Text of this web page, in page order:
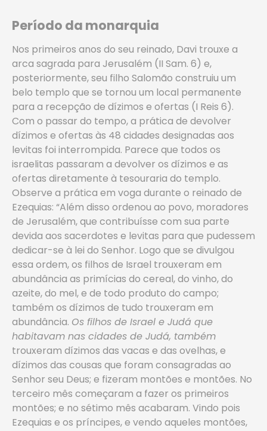
Período da monarquia
Nos primeiros anos do seu reinado, Davi trouxe a
arca sagrada para Jerusalém (II Sam. 6) e,
posteriormente, seu filho Salomão construiu um
belo templo que se tornou um local permanente
para a recepção de dízimos e ofertas (I Reis 6).
Com o passar do tempo, a prática de devolver
dízimos e ofertas às 48 cidades designadas aos
levitas foi interrompida. Parece que todos os
israelitas passaram a devolver os dízimos e as
ofertas diretamente à tesouraria do templo.
Observe a prática em voga durante o reinado de
Ezequias: “Além disso ordenou ao povo, moradores
de Jerusalém, que contribuísse com sua parte
devida aos sacerdotes e levitas para que pudessem
dedicar-se à lei do Senhor. Logo que se divulgou
essa ordem, os filhos de Israel trouxeram em
abundância as primícias do cereal, do vinho, do
azeite, do mel, e de todo produto do campo;
também os dízimos de tudo trouxeram em
abundância. Os filhos de Israel e Judá que
habitavam nas cidades de Judá, também
trouxeram dízimos das vacas e das ovelhas, e
dízimos das cousas que foram consagradas ao
Senhor seu Deus; e fizeram montões e montões. No
terceiro mês começaram a fazer os primeiros
montões; e no sétimo mês acabaram. Vindo pois
Ezequias e os príncipes, e vendo aqueles montões,